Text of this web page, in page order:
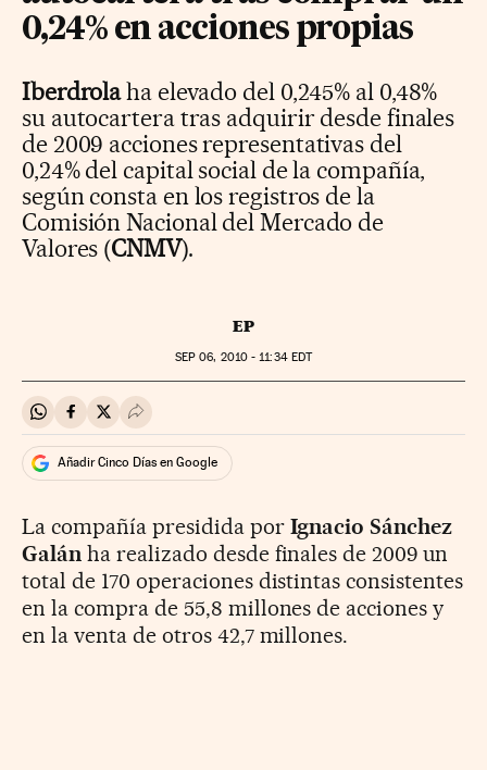
0,24% en acciones propias
Iberdrolaha elevado del 0,245% al 0,48%
su autocartera tras adquirir desde finales
de 2009 acciones representativas del
0,24% del capital social de la compañía,
según consta en los registros de la
Comisión Nacional del Mercado de
Valores (CNMV).
EP
SEP 06, 2010 - 11:34EDT
Compartir en Whatsapp
Compartir en Facebook
Compartir en Twitter
Desplegar Redes Sociales
Añadir Cinco Días en Google
La compañía presidida por Ignacio Sánchez
Galán ha realizado desde finales de 2009 un
total de 170 operaciones distintas consistentes
en la compra de 55,8 millones de acciones y
en la venta de otros 42,7 millones.